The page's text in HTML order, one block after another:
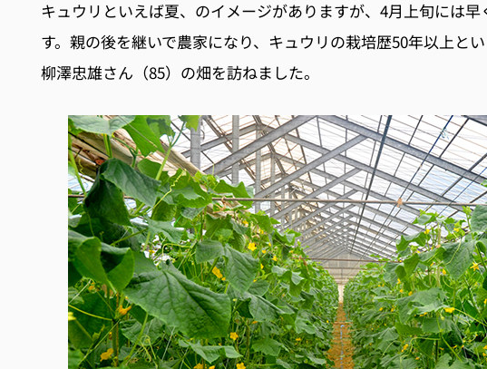
キュウリといえば夏、のイメージがありますが、4月上旬には
す。親の後を継いで農家になり、キュウリの栽培歴50年以上とい
柳澤忠雄さん（85）の畑を訪ねました。